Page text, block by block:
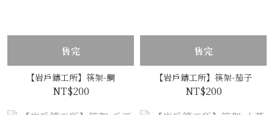
售完
【岩戶鑄工所】筷架-鯛
NT$200
售完
【岩戶鑄工所】筷架-茄子
NT$200